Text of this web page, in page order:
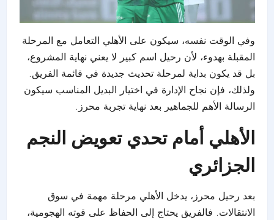
وفي الوقت نفسه، سيكون على الأهلي التعامل مع المرحلة
المقبلة بهدوء، لأن رحيل اسم كبير لا يعني نهاية المشروع،
بل قد يكون بداية لمرحلة تحديث جديدة في قائمة الفريق.
ولذلك، فإن نجاح الإدارة في اختيار البديل المناسب سيكون
الرسالة الأهم للجماهير بعد نهاية تجربة محرز.
الأهلي أمام تحدي تعويض النجم
الجزائري
بعد رحيل محرز، يدخل الأهلي مرحلة مهمة في سوق
الانتقالات. فالفريق يحتاج إلى الحفاظ على قوته الهجومية،